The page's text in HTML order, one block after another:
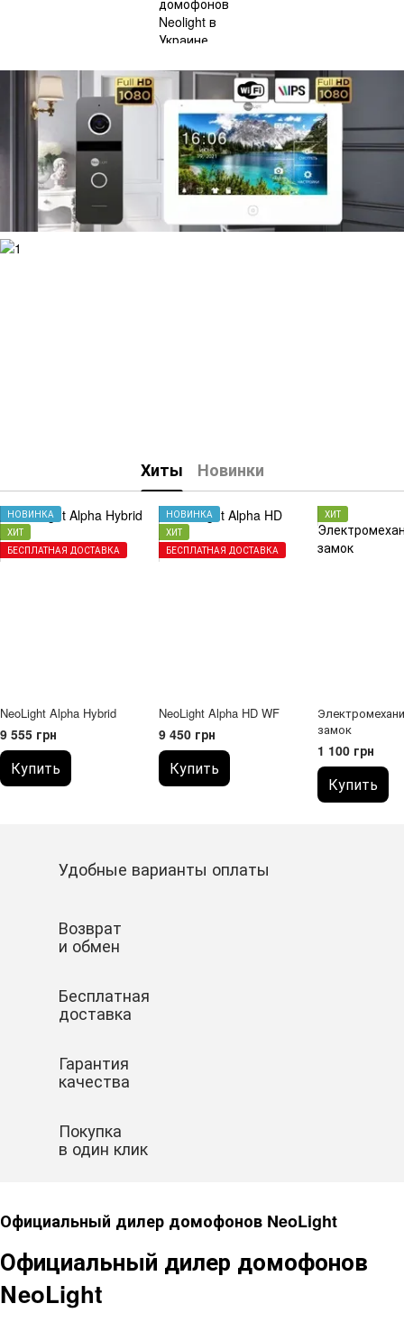
Хиты Новинки
НОВИНКА
ХИТ
БЕСПЛАТНАЯ ДОСТАВКА
NeoLight Alpha Hybrid
9 555 грн
Купить
НОВИНКА
ХИТ
БЕСПЛАТНАЯ ДОСТАВКА
NeoLight Alpha HD WF
9 450 грн
Купить
ХИТ
замок
1 100 грн
Купить
Удобные варианты оплаты
Возврат
и обмен
Бесплатная
доставка
Гарантия
качества
Покупка
в один клик
Официальный дилер домофонов NeoLight
Официальный дилер домофонов
NeoLight